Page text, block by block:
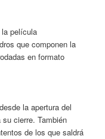
película
que componen la
en formato
la apertura del
cierre. También
de los que saldrá